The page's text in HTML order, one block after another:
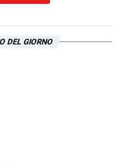
contro il
dello Sportha
DEL GIORNO